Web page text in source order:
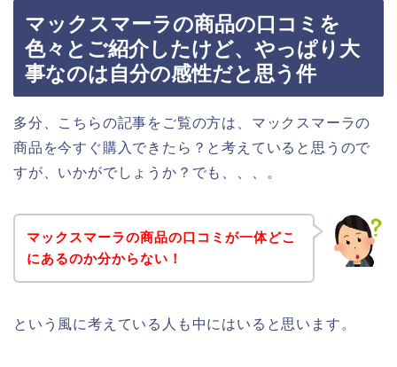
マックスマーラの商品の口コミを
色々とご紹介したけど、やっぱり大
事なのは自分の感性だと思う件
多分、こちらの記事をご覧の方は、マックスマーラの
商品を今すぐ購入できたら？と考えていると思うので
すが、いかがでしょうか？でも、、、。
マックスマーラの商品の口コミが一体どこ
にあるのか分からない！
という風に考えている人も中にはいると思います。